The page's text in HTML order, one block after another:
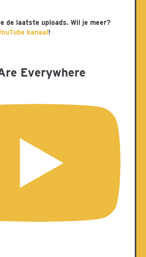
de laatste uploads. Wil je meer?
kanaal!
Everywhere